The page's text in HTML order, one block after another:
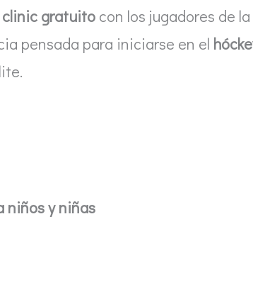
clinic gratuito con los jugadores de la
pensada para iniciarse en el
niños y niñas